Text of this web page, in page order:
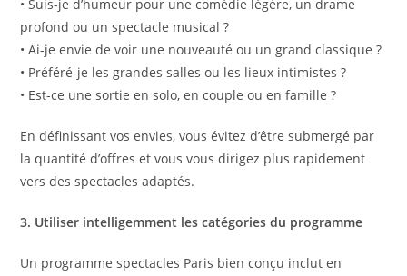
• Suis-je d’humeur pour une comédie légère, un drame
profond ou un spectacle musical ?
• Ai-je envie de voir une nouveauté ou un grand classique ?
• Préféré-je les grandes salles ou les lieux intimistes ?
• Est-ce une sortie en solo, en couple ou en famille ?
En définissant vos envies, vous évitez d’être submergé par
la quantité d’offres et vous vous dirigez plus rapidement
vers des spectacles adaptés.
3. Utiliser intelligemment les catégories du programme
Un programme spectacles Paris bien conçu inclut en